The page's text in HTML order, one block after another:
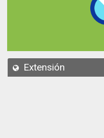
API
Extensión